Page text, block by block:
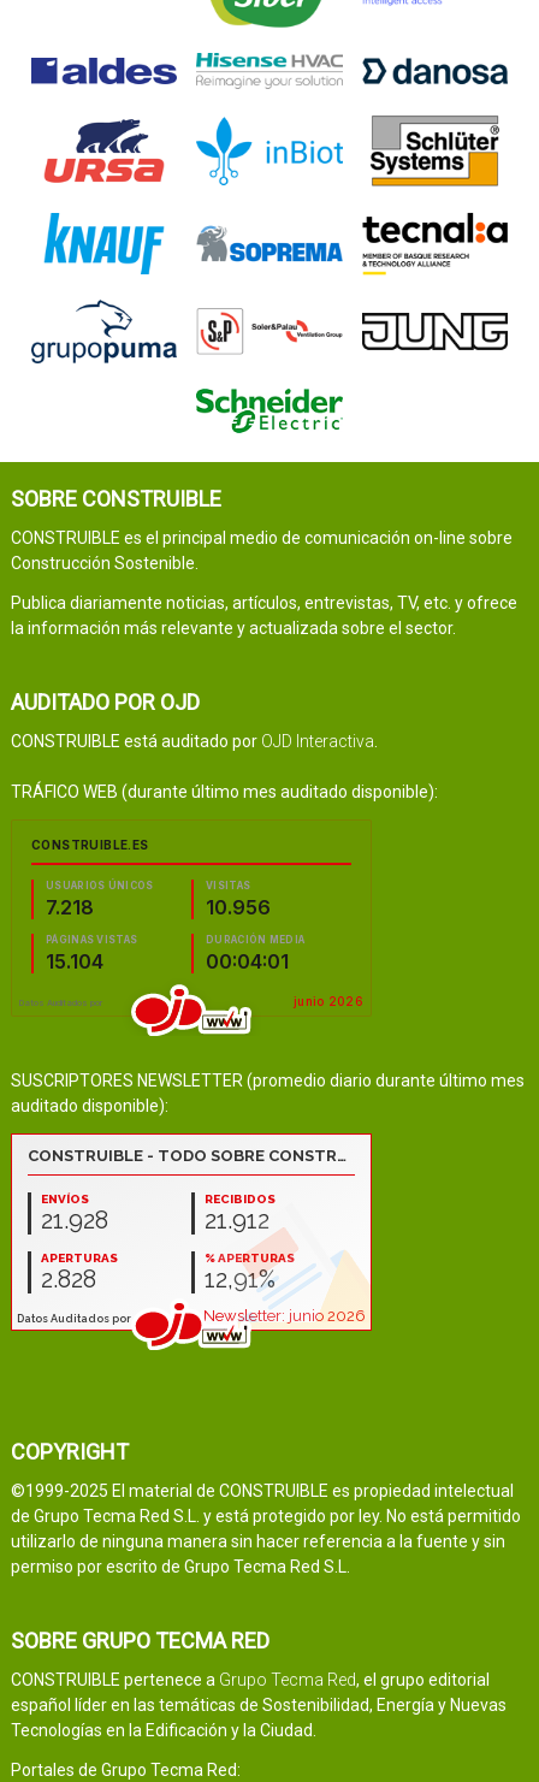
SOBRE CONSTRUIBLE
CONSTRUIBLE es el principal medio de comunicación on-line sobre
Construcción Sostenible.
Publica diariamente noticias, artículos, entrevistas, TV, etc. y ofrece
la información más relevante y actualizada sobre el sector.
AUDITADO POR OJD
CONSTRUIBLE está auditado por OJD Interactiva
TRÁFICO WEB (durante último mes auditado disponible):
SUSCRIPTORES NEWSLETTER (promedio diario durante último mes
auditado disponible):
COPYRIGHT
©1999-2025 El material de CONSTRUIBLE es propiedad intelectual
de Grupo Tecma Red S.L. y está protegido por ley. No está permitido
utilizarlo de ninguna manera sin hacer referencia a la fuente y sin
permiso por escrito de Grupo Tecma Red S.L.
SOBRE GRUPO TECMA RED
CONSTRUIBLE pertenece a Grupo Tecma Red, el grupo editorial
español líder en las temáticas de Sostenibilidad, Energía y Nuevas
Tecnologías en la Edificación y la Ciudad.
Portales de Grupo Tecma Red: